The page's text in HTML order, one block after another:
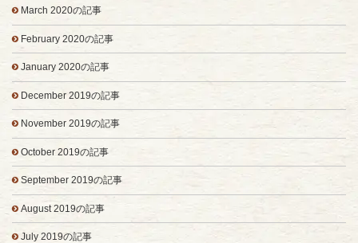
March 2020の記事
February 2020の記事
January 2020の記事
December 2019の記事
November 2019の記事
October 2019の記事
September 2019の記事
August 2019の記事
July 2019の記事